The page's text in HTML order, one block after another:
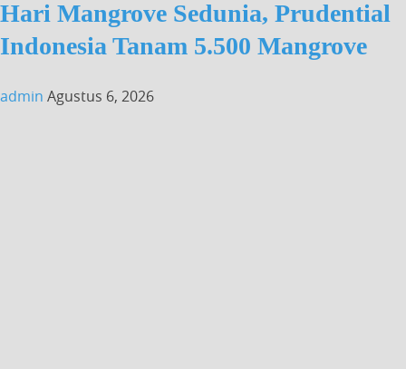
Hari Mangrove Sedunia, Prudential
Indonesia Tanam 5.500 Mangrove
admin Agustus 6, 2026